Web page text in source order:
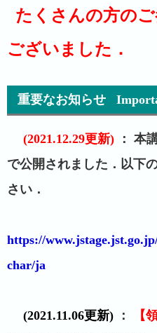
たくさんの方の
ございました．
重要なお知らせ
(2021.12.29更新) ： 本
で公開されました．以下
さい．
https://
char/ja
(2021.11.06更新) ： 【